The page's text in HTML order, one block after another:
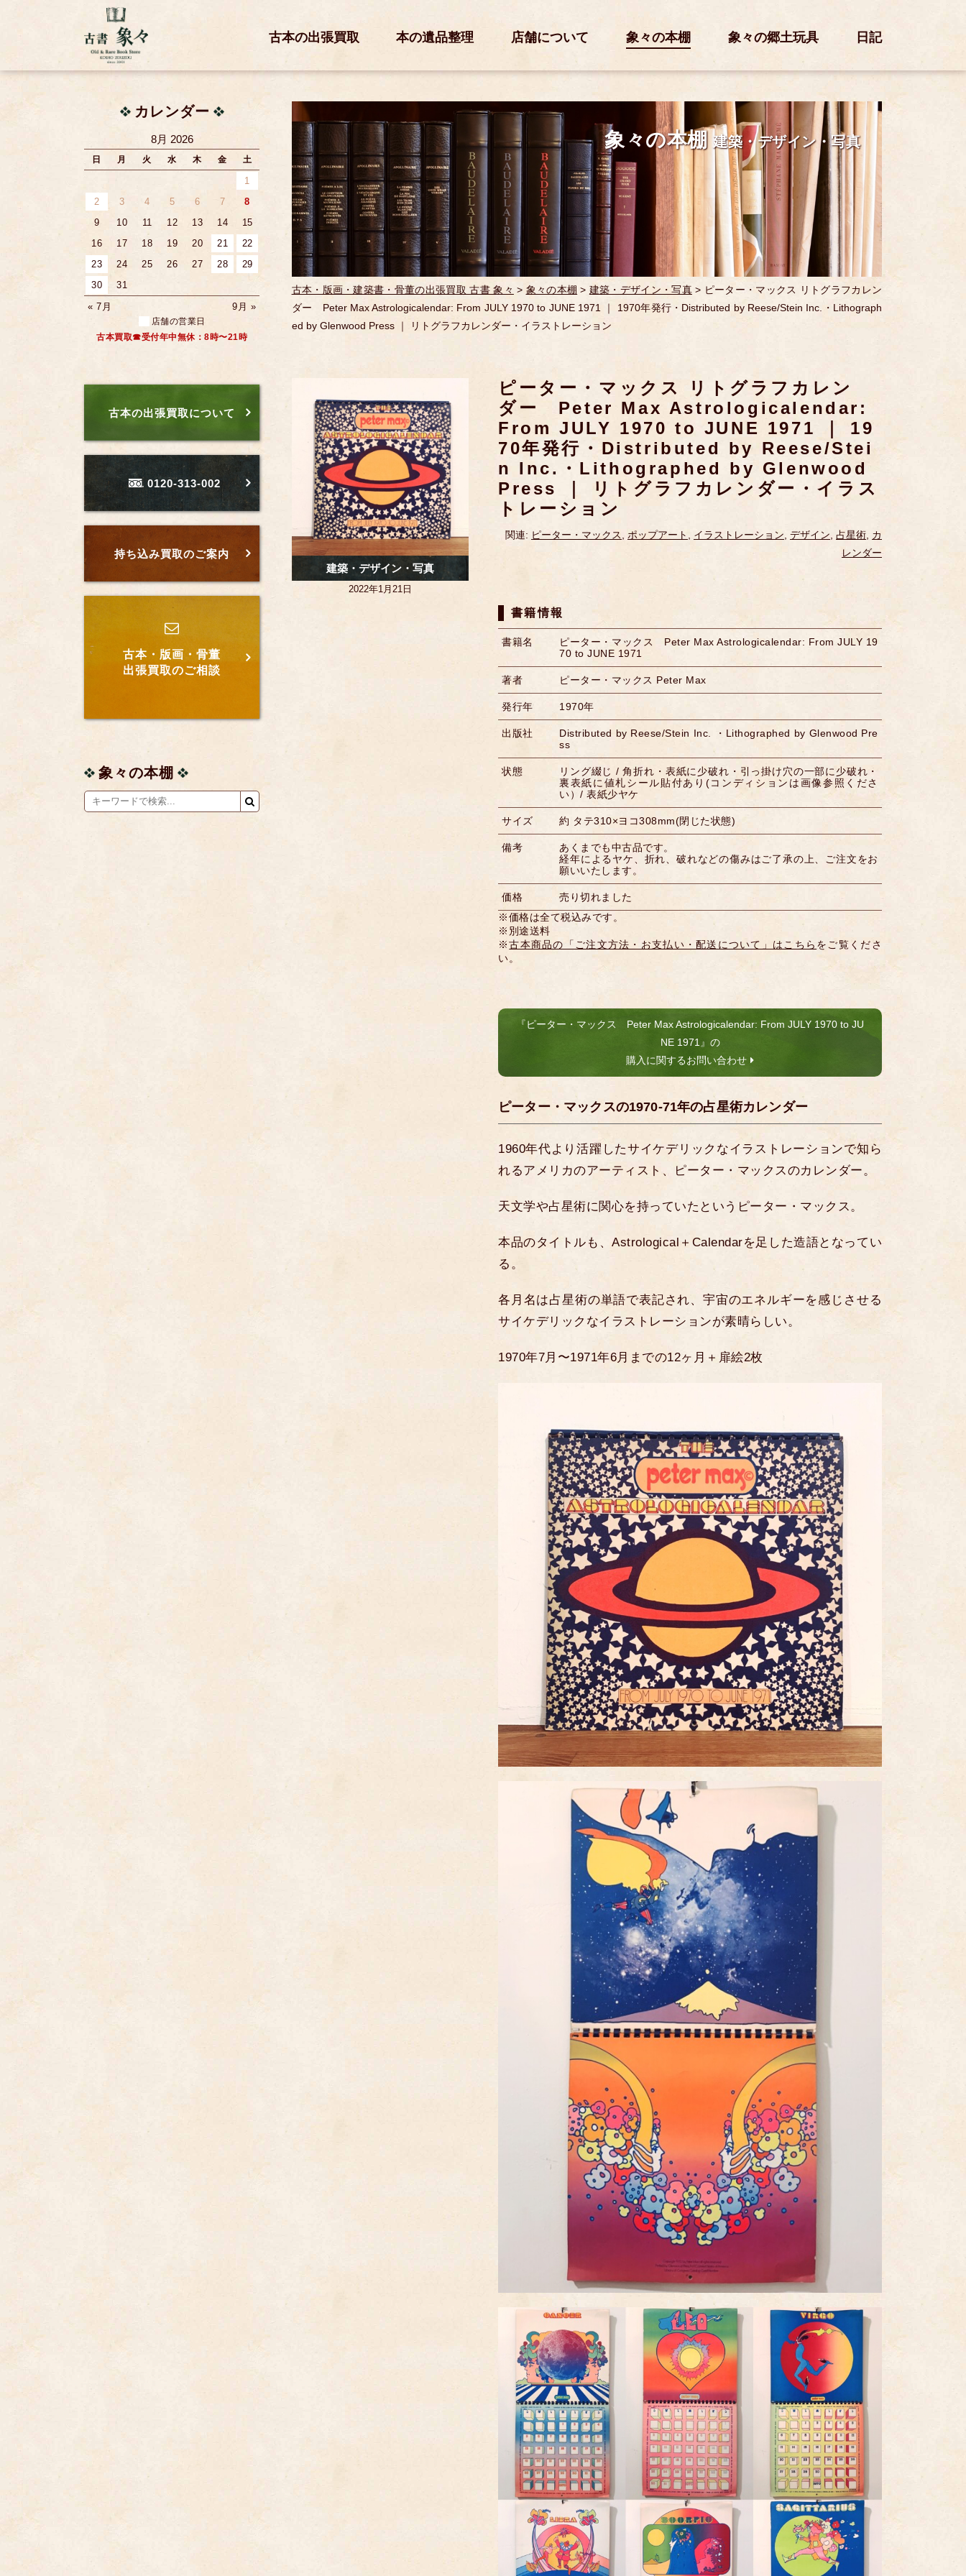
古本の出張買取 本の遺品整理 店舗について 象々の本棚 象々の郷土玩具 日記
象々の本棚 建築・デザイン・写真
古本・版画・建築書・骨董の出張買取 古書 象々 > 象々の本棚 > 建築・デザイン・写真> ピーター・マックス リトグラフカレン
ダー Peter Max Astrologicalendar: From JULY 1970 to JUNE 1971 ｜ 1970年発行・Distributed by Reese/Stein Inc.・Lithograph
ed by Glenwood Press ｜ リトグラフカレンダー・イラストレーション
ピーター・マックス リトグラフカレン
ダー Peter Max Astrologicalendar:
From JULY 1970 to JUNE 1971 ｜ 19
70年発行・Distributed by Reese/Stei
n Inc.・Lithographed by Glenwood
Press ｜ リトグラフカレンダー・イラス
トレーション
関連: ピーター・マックス, ポップアート , イラストレーション, デザイン, 占星術, カ
レンダー
書籍情報
書籍名
ピーター・マックス Peter Max Astrologicalendar: From JULY 19
70 to JUNE 1971
著者 ピーター・マックス Peter Max
発行年 1970年
出版社
Distributed by Reese/Stein Inc. ・Lithographed by Glenwood Pre
ss
状態
リング綴じ / 角折れ・表紙に少破れ・引っ掛け穴の一部に少破れ・
裏表紙に値札シール貼付あり(コンディションは画像参照くださ
い）/ 表紙少ヤケ
サイズ 約 タテ310×ヨコ308mm(閉じた状態)
備考
あくまでも中古品です。
経年によるヤケ、折れ、破れなどの傷みはご了承の上、ご注文をお
願いいたします。
価格
売り切れました
※価格は全て税込みです。
※別途送料
※古本商品の「ご注文方法・お支払い・配送について」はこちら をご覧くださ
い。
『ピーター・マックス Peter Max Astrologicalendar: From JULY 1970 to JU
NE 1971』の
購入に関するお問い合わせ
ピーター・マックスの1970-71年の占星術カレンダー
1960年代より活躍したサイケデリックなイラストレーションで知ら
れるアメリカのアーティスト、ピーター・マックスのカレンダー。
天文学や占星術に関心を持っていたというピーター・マックス。
本品のタイトルも、Astrological＋Calendarを足した造語となってい
る。
各月名は占星術の単語で表記され、宇宙のエネルギーを感じさせる
サイケデリックなイラストレーションが素晴らしい。
1970年7月〜1971年6月までの12ヶ月＋扉絵2枚
建築・デザイン・写真
2022年1月21日
カレンダー
8月 2026
日 月 火 水 木 金 土
1
2
3 4 5 6 7
8
9
10 11 12 13 14
15
16
17 18 19 20 21
22
23
24 25 26 27 28
29
30
31
« 7月
9月 »
店舗の営業日
古本買取☎受付年中無休：8時〜21時
古本の出張買取について
0120-313-002
持ち込み買取のご案内
古本・版画・骨董
出張買取のご相談
象々の本棚